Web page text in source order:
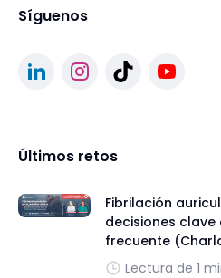
Síguenos
Últimos retos
Fibrilación
decisiones
frecuente
Lectura de 1